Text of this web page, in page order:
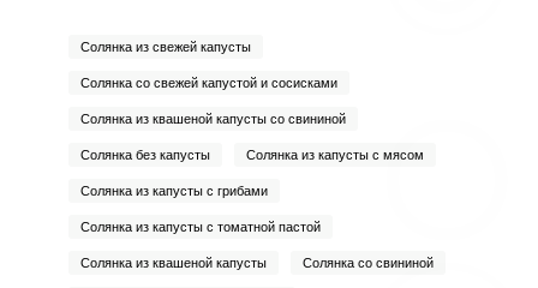
Солянка из свежей капусты
Солянка со свежей капустой и сосисками
Солянка из квашеной капусты со свининой
Солянка без капусты Солянка из капусты с мясом
Солянка из капусты с грибами
Солянка из капусты с томатной пастой
Солянка из квашеной капусты Солянка со свининой